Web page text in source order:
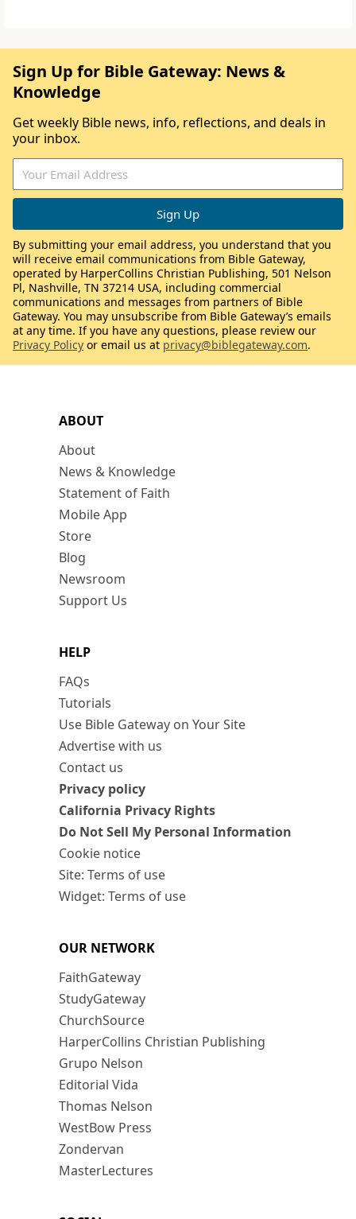
ABOUT
About
News & Knowledge
Statement of Faith
Mobile App
Store
Blog
Newsroom
Support Us
HELP
FAQs
Tutorials
Use Bible Gateway on Your Site
Advertise with us
Contact us
Privacy policy
California Privacy Rights
Do Not Sell My Personal Information
Cookie notice
Site: Terms of use
Widget: Terms of use
OUR NETWORK
FaithGateway
StudyGateway
ChurchSource
HarperCollins Christian Publishing
Grupo Nelson
Editorial Vida
Thomas Nelson
WestBow Press
Zondervan
MasterLectures
Sign Up for Bible Gateway: News &
Knowledge
Get weekly Bible news, info, reflections, and deals in
your inbox.
By submitting your email address, you understand that you
will receive email communications from Bible Gateway,
operated by HarperCollins Christian Publishing, 501 Nelson
Pl, Nashville, TN 37214 USA, including commercial
communications and messages from partners of Bible
Gateway. You may unsubscribe from Bible Gateway’s emails
at any time. If you have any questions, please review our
Privacy Policy or email us at privacy@biblegateway.com.